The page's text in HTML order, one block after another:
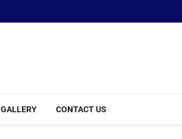
GALLERY CONTACT US